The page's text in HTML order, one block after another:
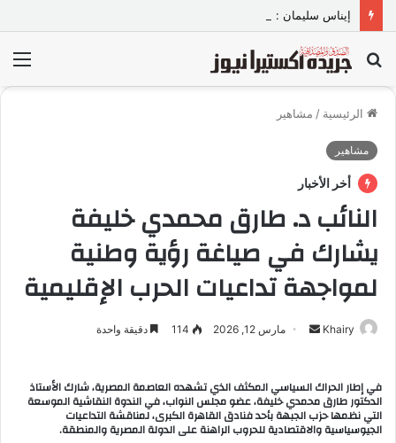
بحث
عن
الرئيسية / مشاهير
مشاهير
أخر الأخبار
النائب د. طارق محمدي خليفة
يشارك في صياغة رؤية وطنية
لمواجهة تداعيات الحرب الإقليمية
Khairy
ل
ر
مارس 12, 2026 114 دقيقة واحدة
في إطار الحراك السياسي المكثف الذي تشهده العاصمة المصرية، شارك الأستاذ
الدكتور طارق محمدي خليفة، عضو مجلس النواب، في الندوة النقاشية الموسعة
التي نظمها حزب الجبهة بأحد فنادق القاهرة الكبرى، لمناقشة التداعيات
الجيوسياسية والاقتصادية للحروب الراهنة على الدولة المصرية والمنطقة.